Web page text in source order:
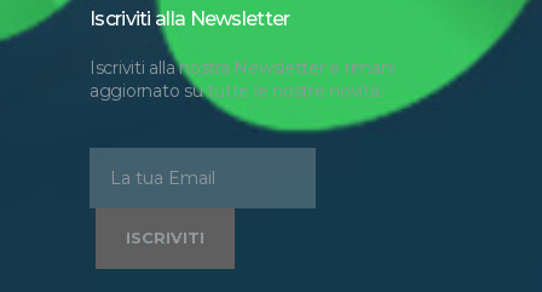
Iscriviti alla Newsletter
Iscriviti alla nostra Newsletter e rimani
aggiornato su tutte le nostre novità.